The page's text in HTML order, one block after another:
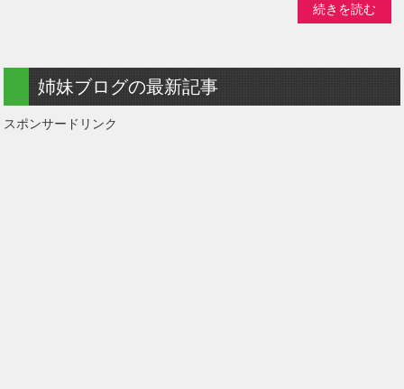
続きを読む
姉妹ブログの最新記事
スポンサードリンク